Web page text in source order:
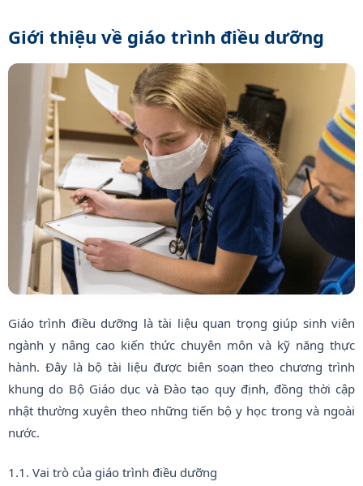
Giới thiệu về giáo trình điều dưỡng
Giáo trình điều dưỡng là tài liệu quan trọng giúp sinh viên
ngành y nâng cao kiến thức chuyên môn và kỹ năng thực
hành. Đây là bộ tài liệu được biên soạn theo chương trình
khung do Bộ Giáo dục và Đào tạo quy định, đồng thời cập
nhật thường xuyên theo những tiến bộ y học trong và ngoài
nước.
1.1. Vai trò của giáo trình điều dưỡng